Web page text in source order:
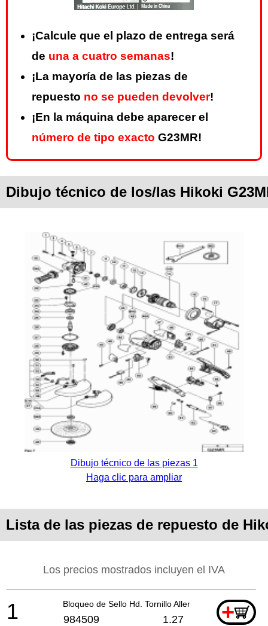
¡Calcule que el plazo de entrega será
de una a cuatro semanas!
¡La mayoría de las piezas de
repuesto no se pueden devolver!
¡En la máquina debe aparecer el
número de tipo exacto G23MR!
Dibujo técnico de los/las Hikoki
Dibujo técnico de las piezas 1
Haga clic para ampliar
Lista de las piezas de repuesto de
Los precios mostrados incluyen el IVA
Bloqueo de Sello Hd. Tornillo Allen M5x14 (nuevo 9
+
1 984509 1.27